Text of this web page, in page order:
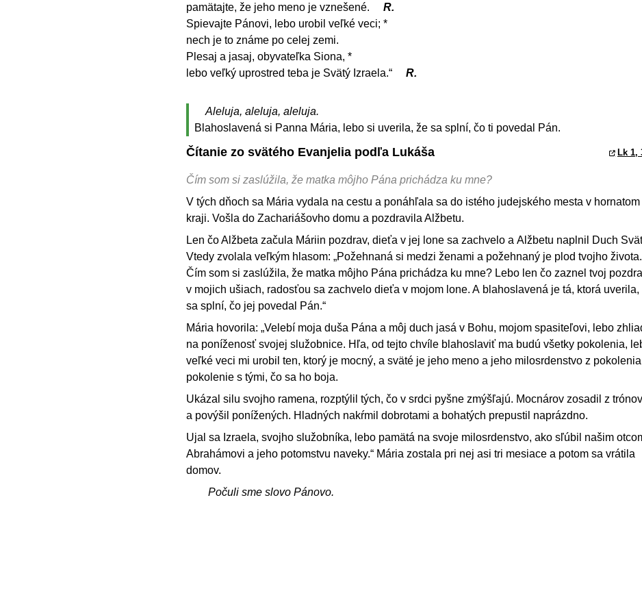
pamätajte, že jeho meno je vznešené.
R.
Spievajte Pánovi, lebo urobil veľké veci; *
nech je to známe po celej zemi.
Plesaj a jasaj, obyvateľka Siona, *
lebo veľký uprostred teba je Svätý Izraela.“
R.
Aleluja, aleluja, aleluja.
Blahoslavená si Panna Mária, lebo si uverila, že sa splní, čo ti povedal Pán.
Čítanie zo svätého Evanjelia podľa Lukáša Lk 1,
Čím som si zaslúžila, že matka môjho Pána prichádza ku mne?
V tých dňoch sa Mária vydala na cestu a ponáhľala sa do istého judejského mesta v hornatom
kraji. Vošla do Zachariášovho domu a pozdravila Alžbetu.
Len čo Alžbeta začula Máriin pozdrav, dieťa v jej lone sa zachvelo a Alžbetu naplnil Duch
Vtedy zvolala veľkým hlasom: „Požehnaná si medzi ženami a požehnaný je plod tvojho života.
Čím som si zaslúžila, že matka môjho Pána prichádza ku mne? Lebo len čo zaznel tvoj
v mojich ušiach, radosťou sa zachvelo dieťa v mojom lone. A blahoslavená je tá, ktorá uverila,
sa splní, čo jej povedal Pán.“
Mária hovorila: „Velebí moja duša Pána a môj duch jasá v Bohu, mojom spasiteľovi, lebo
na poníženosť svojej služobnice. Hľa, od tejto chvíle blahoslaviť ma budú všetky pokolenia,
veľké veci mi urobil ten, ktorý je mocný, a sväté je jeho meno a jeho milosrdenstvo z
pokolenie s tými, čo sa ho boja.
Ukázal silu svojho ramena, rozptýlil tých, čo v srdci pyšne zmýšľajú. Mocnárov zosadil z trónov
a povýšil ponížených. Hladných nakŕmil dobrotami a bohatých prepustil naprázdno.
Ujal sa Izraela, svojho služobníka, lebo pamätá na svoje milosrdenstvo, ako sľúbil našim
Abrahámovi a jeho potomstvu naveky.“ Mária zostala pri nej asi tri mesiace a potom sa vrátila
domov.
Počuli sme slovo Pánovo.